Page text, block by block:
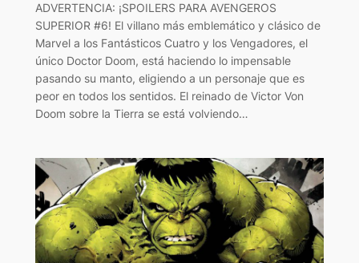
ADVERTENCIA: ¡SPOILERS PARA AVENGEROS
SUPERIOR #6! El villano más emblemático y clásico de
Marvel a los Fantásticos Cuatro y los Vengadores, el
único Doctor Doom, está haciendo lo impensable
pasando su manto, eligiendo a un personaje que es
peor en todos los sentidos. El reinado de Victor Von
Doom sobre la Tierra se está volviendo…